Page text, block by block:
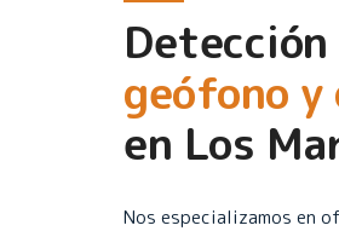
geófono
en Los
Nos especializamos en